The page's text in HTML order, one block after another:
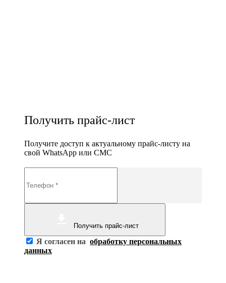
Получить прайс-лист
Получите доступ к актуальному прайс-листу на
свой WhatsApp или СМС
Получить прайс-лист
Я согласен на обработку персональных
данных